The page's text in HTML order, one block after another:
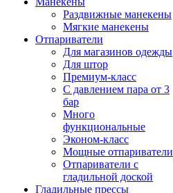
Раздвижные манекены
Мягкие манекены
Отпариватели
Для магазинов одежды
Для штор
Премиум-класс
С давлением пара от 3
бар
Много
функциональные
Эконом-класс
Мощные отпариватели
Отпариватели с
гладильной доской
Гладильные прессы